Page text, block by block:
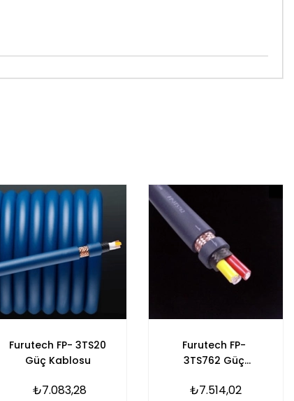
Furutech FP- 3TS20
Güç Kablosu
₺7.083,28
Furutech FP-
3TS762 Güç
₺7.514,02